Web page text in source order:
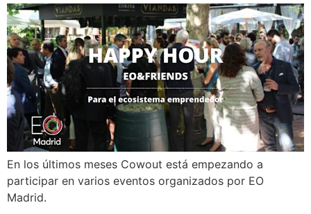
En los últimos meses Cowout está empezando a
participar en varios eventos organizados por EO
Madrid.